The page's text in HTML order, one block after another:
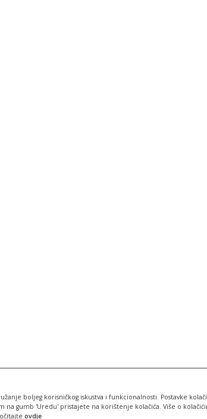
boljeg korisničkog iskustva i funkcionalnosti. Postavke
gumb 'Uredu' pristajete na korištenje kolačića. Više o
ovdje